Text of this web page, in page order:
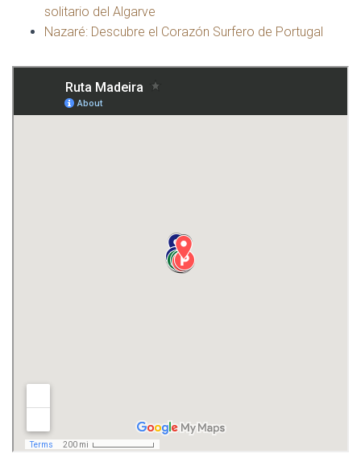
solitario del Algarve
Nazaré: Descubre el Corazón Surfero de Portugal